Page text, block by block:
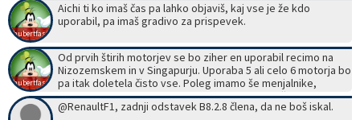
hubertfast
Aichi ti ko imaš čas pa lahko objaviš, kaj vse je že kdo
uporabil, pa imaš gradivo za prispevek.
hubertfast
Od prvih štirih motorjev se bo ziher en uporabil recimo na
Nizozemskem in v Singapurju. Uporaba 5 ali celo 6 motorja bo
pa itak doletela čisto vse. Poleg imamo še menjalnike,
elektroniko, auspuh, tako, da bo zadnjih 5 dirk še veselica.
Monza, Baku, pa še kaka Brazilija so pa prave, da nalašč
@RenaultF1, zadnji odstavek B8.2.8 člena, da ne boš iskal.